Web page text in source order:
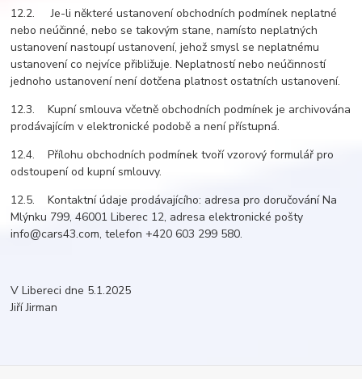
12.2. Je-li některé ustanovení obchodních podmínek neplatné
nebo neúčinné, nebo se takovým stane, namísto neplatných
ustanovení nastoupí ustanovení, jehož smysl se neplatnému
ustanovení co nejvíce přibližuje. Neplatností nebo neúčinností
jednoho ustanovení není dotčena platnost ostatních ustanovení.
12.3. Kupní smlouva včetně obchodních podmínek je archivována
prodávajícím v elektronické podobě a není přístupná.
12.4. Přílohu obchodních podmínek tvoří vzorový formulář pro
odstoupení od kupní smlouvy.
12.5. Kontaktní údaje prodávajícího: adresa pro doručování Na
Mlýnku 799, 46001 Liberec 12, adresa elektronické pošty
info@cars43.com, telefon +420 603 299 580.
V Libereci dne 5.1.2025
Jiří Jirman